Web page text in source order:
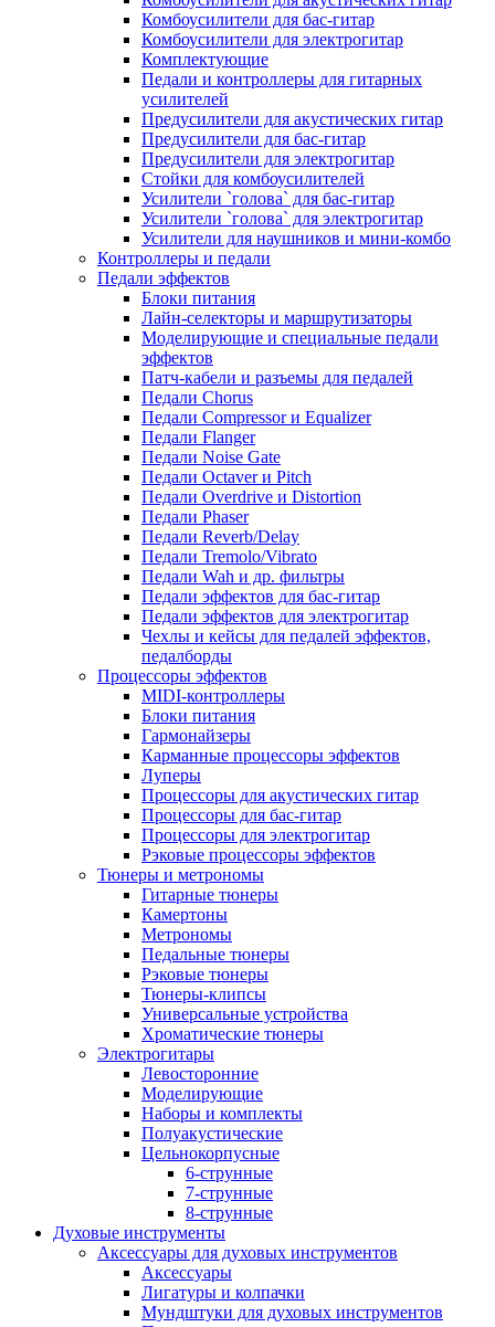
Комбоусилители для бас-гитар
Комбоусилители для электрогитар
Комплектующие
Педали и контроллеры для гитарных
усилителей
Предусилители для акустических гитар
Предусилители для бас-гитар
Предусилители для электрогитар
Стойки для комбоусилителей
Усилители `голова` для бас-гитар
Усилители `голова` для электрогитар
Усилители для наушников и мини-комбо
Контроллеры и педали
Педали эффектов
Блоки питания
Лайн-селекторы и маршрутизаторы
Моделирующие и специальные педали
эффектов
Патч-кабели и разъемы для педалей
Педали Chorus
Педали Compressor и Equalizer
Педали Flanger
Педали Noise Gate
Педали Octaver и Pitch
Педали Overdrive и Distortion
Педали Phaser
Педали Reverb/Delay
Педали Tremolo/Vibrato
Педали Wah и др. фильтры
Педали эффектов для бас-гитар
Педали эффектов для электрогитар
Чехлы и кейсы для педалей эффектов,
педалборды
Процессоры эффектов
MIDI-контроллеры
Блоки питания
Гармонайзеры
Карманные процессоры эффектов
Луперы
Процессоры для акустических гитар
Процессоры для бас-гитар
Процессоры для электрогитар
Рэковые процессоры эффектов
Тюнеры и метрономы
Гитарные тюнеры
Камертоны
Метрономы
Педальные тюнеры
Рэковые тюнеры
Тюнеры-клипсы
Универсальные устройства
Хроматические тюнеры
Электрогитары
Левосторонние
Моделирующие
Наборы и комплекты
Полуакустические
Цельнокорпусные
6-струнные
7-струнные
8-струнные
Духовые инструменты
Аксессуары для духовых инструментов
Аксессуары
Лигатуры и колпачки
Мундштуки для духовых инструментов